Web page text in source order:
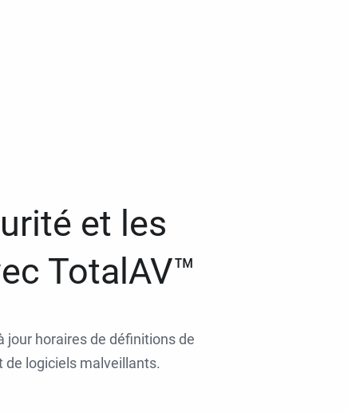
et les
TotalAV™
jour horaires de définitions de
logiciels malveillants.